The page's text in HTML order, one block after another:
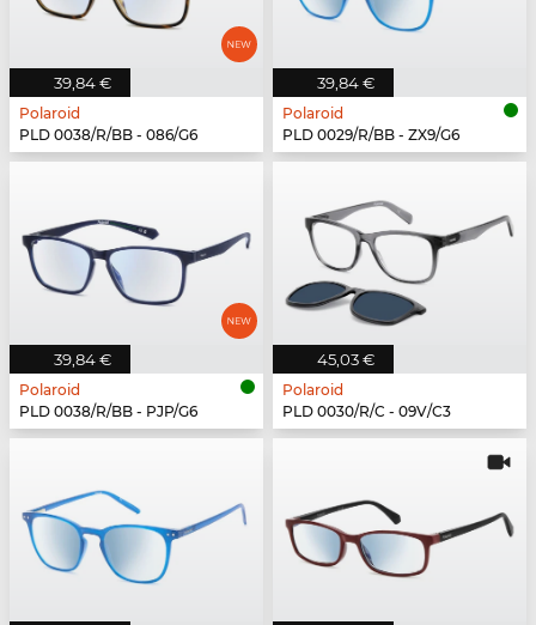
39,84 €
Polaroid
PLD 0038/R/BB - 086/G6
39,84 €
Polaroid
PLD 0029/R/BB - ZX9/G6
39,84 €
Polaroid
PLD 0038/R/BB - PJP/G6
45,03 €
Polaroid
PLD 0030/R/C - 09V/C3